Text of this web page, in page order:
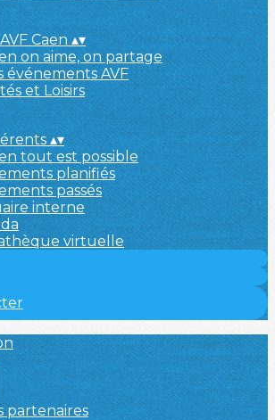
Caen▴▾
on aime, on partage
événements AVF
et Loisirs
▴▾
tout est possible
planifiés
passés
interne
virtuelle
partenaires